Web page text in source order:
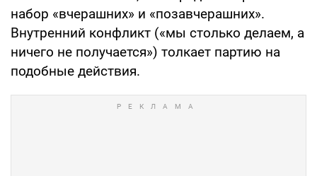
набор «вчерашних» и «позавчерашних».
Внутренний конфликт («мы столько делаем, а
ничего не получается») толкает партию на
подобные действия.